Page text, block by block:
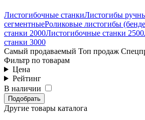
Листогибочные станкиЛистогибы
сегментныеРоликовые листогибы
станки 2000Листогибочные станки 2500
станки 3000
Самый продаваемый Топ продаж
Фильтр по товарам
Цена
Рейтинг
В наличии
Подобрать
Другие товары каталога